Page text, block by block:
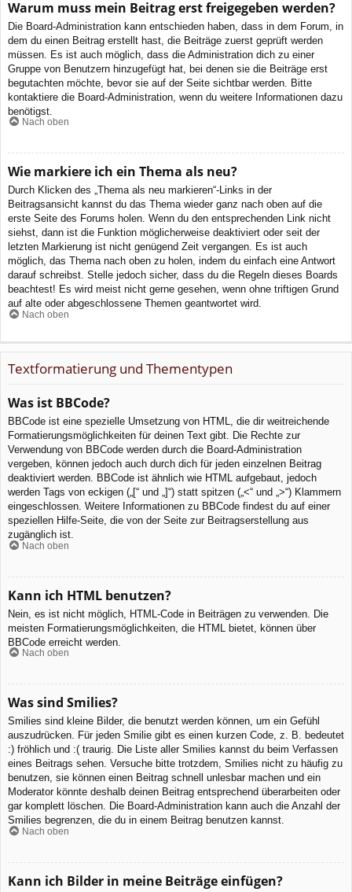
Warum muss mein Beitrag erst freigegeben werden?
Die Board-Administration kann entschieden haben, dass in dem Forum, in
dem du einen Beitrag erstellt hast, die Beiträge zuerst geprüft werden
müssen. Es ist auch möglich, dass die Administration dich zu einer
Gruppe von Benutzern hinzugefügt hat, bei denen sie die Beiträge erst
begutachten möchte, bevor sie auf der Seite sichtbar werden. Bitte
kontaktiere die Board-Administration, wenn du weitere Informationen dazu
benötigst.
Nach oben
Wie markiere ich ein Thema als neu?
Durch Klicken des „Thema als neu markieren“-Links in der
Beitragsansicht kannst du das Thema wieder ganz nach oben auf die
erste Seite des Forums holen. Wenn du den entsprechenden Link nicht
siehst, dann ist die Funktion möglicherweise deaktiviert oder seit der
letzten Markierung ist nicht genügend Zeit vergangen. Es ist auch
möglich, das Thema nach oben zu holen, indem du einfach eine Antwort
darauf schreibst. Stelle jedoch sicher, dass du die Regeln dieses Boards
beachtest! Es wird meist nicht gerne gesehen, wenn ohne triftigen Grund
auf alte oder abgeschlossene Themen geantwortet wird.
Nach oben
Textformatierung und Thementypen
Was ist BBCode?
BBCode ist eine spezielle Umsetzung von HTML, die dir weitreichende
Formatierungsmöglichkeiten für deinen Text gibt. Die Rechte zur
Verwendung von BBCode werden durch die Board-Administration
vergeben, können jedoch auch durch dich für jeden einzelnen Beitrag
deaktiviert werden. BBCode ist ähnlich wie HTML aufgebaut, jedoch
werden Tags von eckigen („[“ und „]“) statt spitzen („<“ und „>“) Klammern
eingeschlossen. Weitere Informationen zu BBCode findest du auf einer
speziellen Hilfe-Seite, die von der Seite zur Beitragserstellung aus
zugänglich ist.
Nach oben
Kann ich HTML benutzen?
Nein, es ist nicht möglich, HTML-Code in Beiträgen zu verwenden. Die
meisten Formatierungsmöglichkeiten, die HTML bietet, können über
BBCode erreicht werden.
Nach oben
Was sind Smilies?
Smilies sind kleine Bilder, die benutzt werden können, um ein Gefühl
auszudrücken. Für jeden Smilie gibt es einen kurzen Code, z. B. bedeutet
:) fröhlich und :( traurig. Die Liste aller Smilies kannst du beim Verfassen
eines Beitrags sehen. Versuche bitte trotzdem, Smilies nicht zu häufig zu
benutzen, sie können einen Beitrag schnell unlesbar machen und ein
Moderator könnte deshalb deinen Beitrag entsprechend überarbeiten oder
gar komplett löschen. Die Board-Administration kann auch die Anzahl der
Smilies begrenzen, die du in einem Beitrag benutzen kannst.
Nach oben
Kann ich Bilder in meine Beiträge einfügen?